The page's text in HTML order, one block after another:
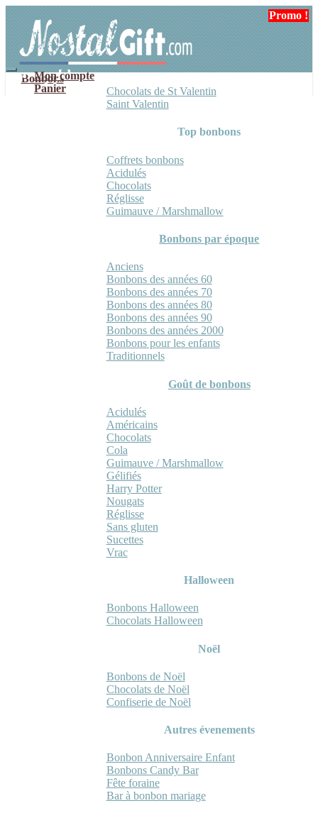
navigation
contenu
Mon compte
Panier
Bonbons
Chocolats de St Valentin
Saint Valentin
Top bonbons
Coffrets bonbons
Acidulés
Chocolats
Réglisse
Guimauve / Marshmallow
Bonbons par époque
Anciens
Bonbons des années 60
Bonbons des années 70
Bonbons des années 80
Bonbons des années 90
Bonbons des années 2000
Bonbons pour les enfants
Traditionnels
Goût de bonbons
Acidulés
Américains
Chocolats
Cola
Guimauve / Marshmallow
Gélifiés
Harry Potter
Nougats
Réglisse
Sans gluten
Sucettes
Vrac
Halloween
Bonbons Halloween
Chocolats Halloween
Noël
Bonbons de Noël
Chocolats de Noël
Confiserie de Noël
Autres évenements
Bonbon Anniversaire Enfant
Bonbons Candy Bar
Fête foraine
Bar à bonbon mariage
Promo !